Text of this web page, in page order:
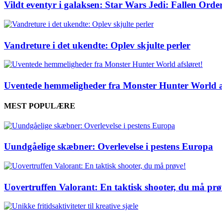
Vildt eventyr i galaksen: Star Wars Jedi: Fallen
Vandreture i det ukendte: Oplev skjulte perler
Uventede hemmeligheder fra Monster Hunter World
MEST POPULÆRE
Uundgåelige skæbner: Overlevelse i pestens Europa
Uovertruffen Valorant: En taktisk shooter, du må